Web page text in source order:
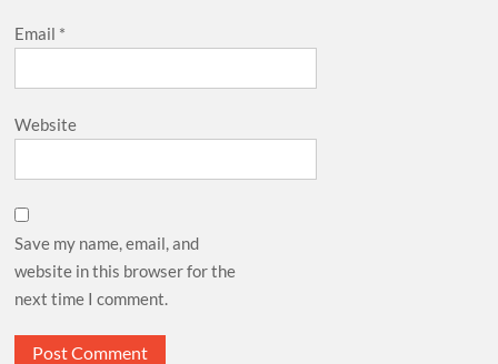
Email *
Website
Save my name, email, and
website in this browser for the
next time I comment.